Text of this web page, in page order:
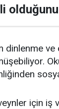
dinlenme
için